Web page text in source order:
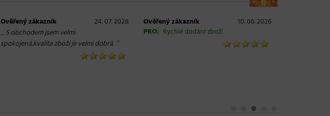
Ověřený zákazník 24. 07. 2026
„ S obchodem jsem velmi
spokojená,kvalita zboží je velmi dobrá. “
Ověřený zákazník
10. 06. 2026
PRO: Rychlé dodání zboží